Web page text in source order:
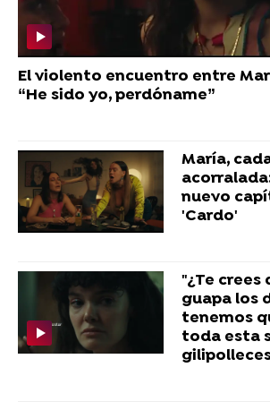
El violento encuentro entre
“He sido yo, perdóname”
María,
nuevo
'Cardo'
"¿Te crees
guapa los
tenemos
toda esta